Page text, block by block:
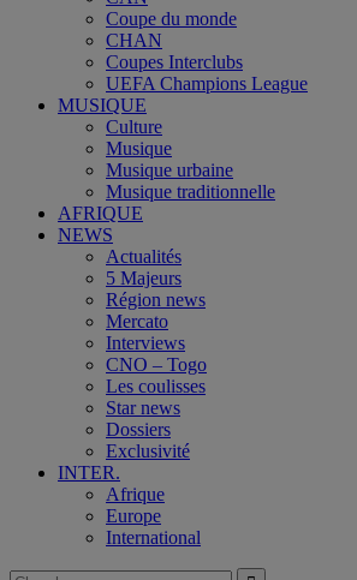
Coupe du monde
CHAN
Coupes Interclubs
UEFA Champions League
MUSIQUE
Culture
Musique
Musique urbaine
Musique traditionnelle
AFRIQUE
NEWS
Actualités
5 Majeurs
Région news
Mercato
Interviews
CNO – Togo
Les coulisses
Star news
Dossiers
Exclusivité
INTER.
Afrique
Europe
International